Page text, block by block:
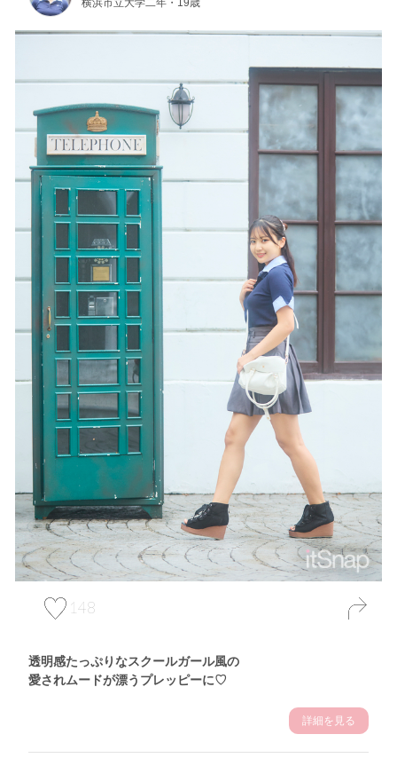
横浜市立大学二年・19歳
148
透明感たっぷりなスクールガール風の
愛されムードが漂うプレッピーに♡
詳細を見る